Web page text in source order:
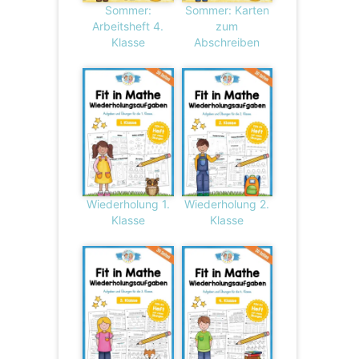
Sommer:
Arbeitsheft 4.
Klasse
Sommer: Karten
zum
Abschreiben
Wiederholung 1.
Klasse
Wiederholung 2.
Klasse